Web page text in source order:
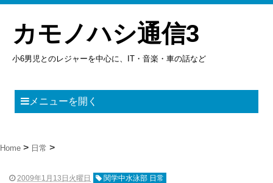
カモノハシ通信3
小6男児とのレジャーを中心に、IT・音楽・車の話など
メニューを開く
Home 日常
2009年1月13日火曜日 関学中水泳部 日常